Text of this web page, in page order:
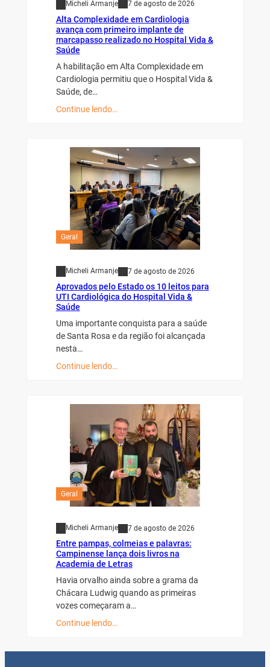
Micheli Armanje 7 de agosto de 2026
Alta Complexidade em Cardiologia
avança com primeiro implante de
marcapasso realizado no Hospital Vida &
Saúde
A habilitação em Alta Complexidade em
Cardiologia permitiu que o Hospital Vida &
Saúde, de…
Continue lendo…
Geral
Micheli Armanje 7 de agosto de 2026
Aprovados pelo Estado os 10 leitos para
UTI Cardiológica do Hospital Vida &
Saúde
Uma importante conquista para a saúde
de Santa Rosa e da região foi alcançada
nesta…
Continue lendo…
Geral
Micheli Armanje 7 de agosto de 2026
Entre pampas, colmeias e palavras:
Campinense lança dois livros na
Academia de Letras
Havia orvalho ainda sobre a grama da
Chácara Ludwig quando as primeiras
vozes começaram a…
Continue lendo…